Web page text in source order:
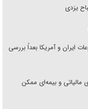
یزدی
ایران و آمریکا بعداً بررسی
مالیاتی و بیمه‌ای ممکن